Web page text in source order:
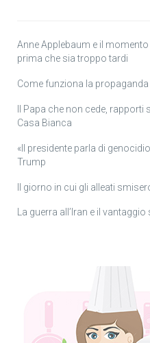
Anne Applebaum e il
prima che sia troppo tardi
Come funziona la
Il Papa che non cede,
Casa Bianca
«Il presidente parla di
Trump
Il giorno in cui gli alleati
La guerra all’Iran e il